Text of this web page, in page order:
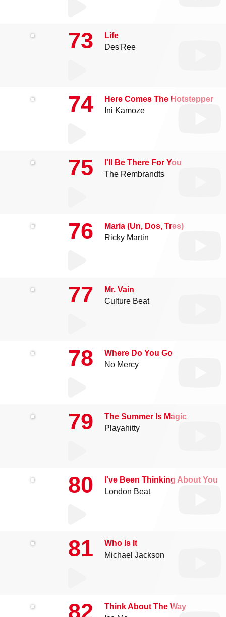
73
Life
Des'Ree
74
Here Comes The Hotstepper
Ini Kamoze
75
I'll Be There For You
The Rembrandts
76
Maria (Un, Dos, Tres)
Ricky Martin
77
Mr. Vain
Culture Beat
78
Where Do You Go
No Mercy
79
The Summer Is Magic
Playahitty
80
I've Been Thinking About You
London Beat
81
Who Is It
Michael Jackson
82
Think About The Way